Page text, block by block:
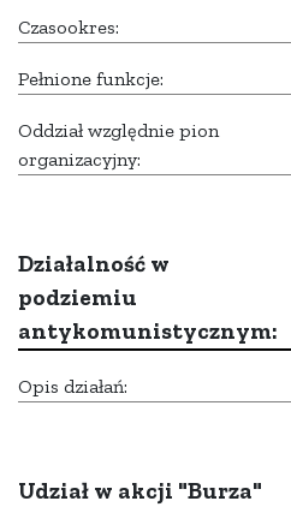
Czasookres:
Pełnione funkcje:
Oddział względnie pion
organizacyjny:
Działalność w
podziemiu
antykomunistycznym:
Opis działań:
Udział w akcji "Burza"